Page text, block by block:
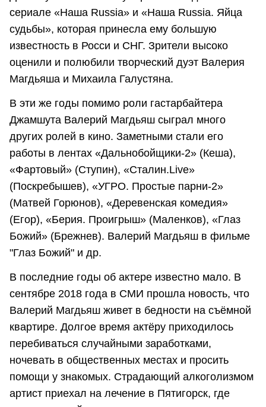
сериале «Наша Russia» и «Наша Russia. Яйца
судьбы», которая принесла ему большую
известность в Росси и СНГ. Зрители высоко
оценили и полюбили творческий дуэт Валерия
Магдьяша и Михаила Галустяна.
В эти же годы помимо роли гастарбайтера
Джамшута Валерий Магдьяш сыграл много
других ролей в кино. Заметными стали его
работы в лентах «Дальнобойщики-2» (Кеша),
«Фартовый» (Ступин), «Сталин.Live»
(Поскребышев), «УГРО. Простые парни-2»
(Матвей Горюнов), «Деревенская комедия»
(Егор), «Берия. Проигрыш» (Маленков), «Глаз
Божий» (Брежнев). Валерий Магдьяш в фильме
"Глаз Божий" и др.
В последние годы об актере известно мало. В
сентябре 2018 года в СМИ прошла новость, что
Валерий Магдьяш живет в бедности на съёмной
квартире. Долгое время актёру приходилось
перебиваться случайными заработками,
ночевать в общественных местах и просить
помощи у знакомых. Страдающий алкоголизмом
артист приехал на лечение в Пятигорск, где